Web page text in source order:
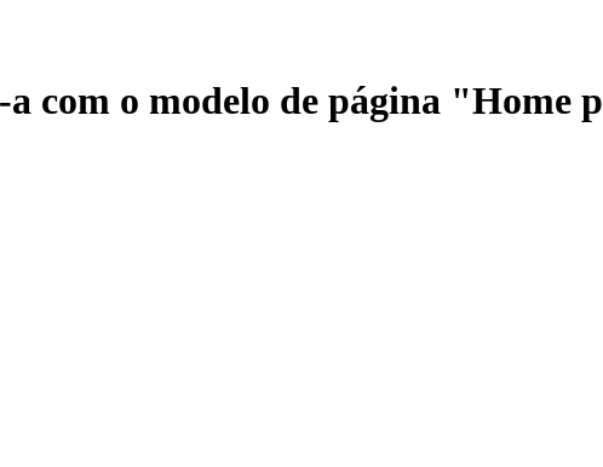
com o modelo de página "Home